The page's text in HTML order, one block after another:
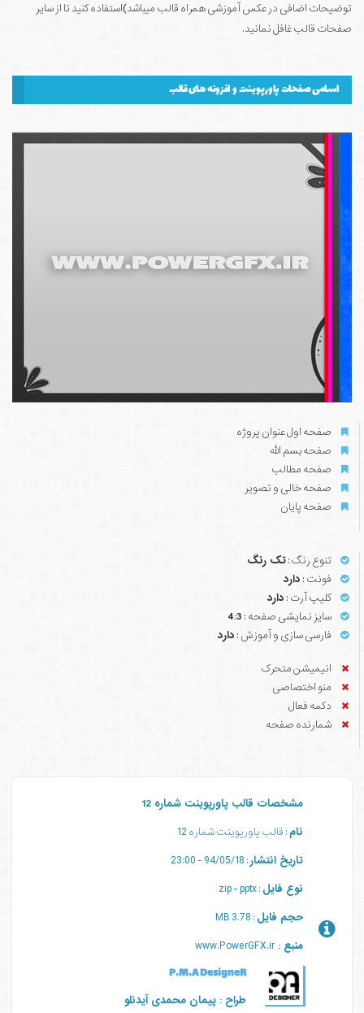
توضیحات اضافی در عکس آموزشی همراه قالب میباشد)استفاده کنید تا از سایر
صفحات قالب غافل نمانید.
اسامی صفحات پاورپوینت و افزونه های قالب
صفحه اول عنوان پروژه
صفحه بسم الله
صفحه مطالب
صفحه خالی و تصویر
صفحه پایان
تنوع رنگ :تک رنگ
فونت : دارد
کلیپ آرت : دارد
سایز نمایشی صفحه : 4:3
فارسی سازی و آموزش : دارد
انیمیشن متحرک
منو اختصاصی
دکمه فعال
شمارنده صفحه
مشخصات قالب پاورپوینت شماره 12
نام : قالب پاورپوینت شماره 12
تاریخ انتشار: 94/05/18 - 23:00
نوع فایل : zip - pptx
حجم فایل : 3.78 MB
منبع : www.PowerGFX.ir
P.M.A DesigneR
طراح : پیمان محمدی آیدنلو